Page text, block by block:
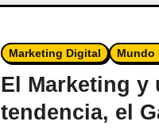
Marketing Digital Mundo
El Marketing y
tendencia, el